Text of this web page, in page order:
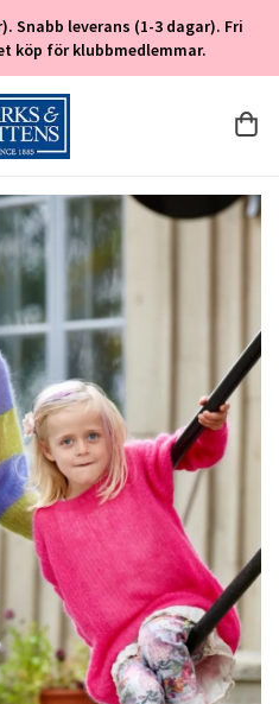
Snabb leverans (1-3 dagar). Fri
köp för klubbmedlemmar.